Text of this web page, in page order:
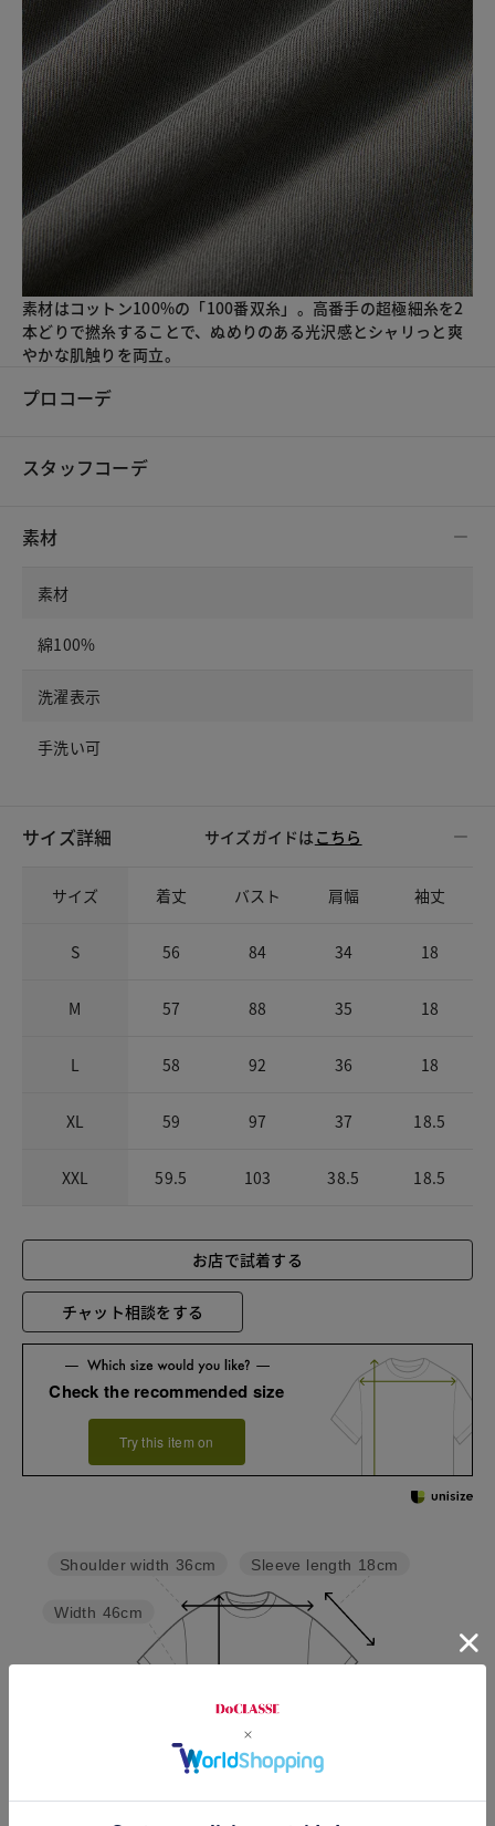
素材はコットン100%の「100番双糸」。高番手の超極細糸を2
本どりで撚糸することで、ぬめりのある光沢感とシャリっと爽
やかな肌触りを両立。
プロコーデ
スタッフコーデ
素材
素材
綿100%
洗濯表示
手洗い可
サイズ詳細 サイズガイドは こちら
サイズ 着丈 バスト 肩幅 袖丈
S 56 84 34 18
M 57 88 35 18
L 58 92 36 18
XL 59 97 37 18.5
XXL 59.5 103 38.5 18.5
お店で試着する
チャット相談をする
Check the recommended size
Try this item on
Sleeve length 18cm
Width 46cm
Shoulder width 36cm